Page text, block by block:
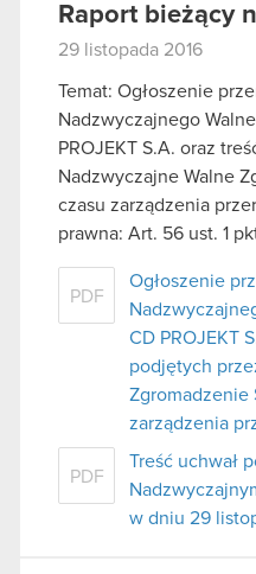
Raport bieżący
29 listopada 2016
Temat: Ogłoszenie
Nadzwyczajnego
PROJEKT S.A. oraz
Nadzwyczajne Walne
czasu zarządzenia
prawna: Art. 56 ust. 1
PDF
Ogłoszenie
CD PROJEKT
podjętych
Zgromadzenie
zarządzenia
PDF
Treść uchwał
w dniu 29